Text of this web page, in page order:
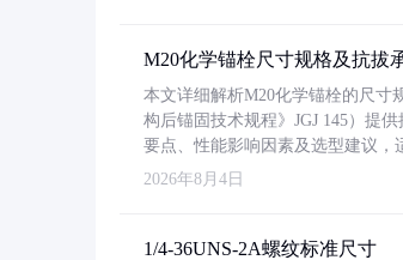
M20化学锚栓尺寸规格及抗拔
本文详细解析M20化学锚栓的尺寸
构后锚固技术规程》JGJ 145）提
要点、性能影响因素及选型建议，
2026年8月4日
1/4-36UNS-2A螺纹标准尺寸